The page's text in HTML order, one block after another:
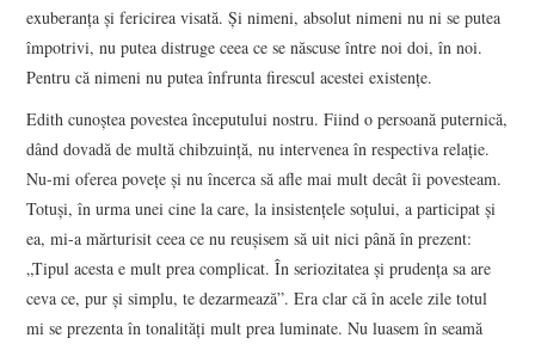
exuberanţa şi fericirea visată. Şi nimeni, absolut nimeni nu ni se putea
împotrivi, nu putea distruge ceea ce se născuse între noi doi, în noi.
Pentru că nimeni nu putea înfrunta firescul acestei existenţe.
Edith cunoştea povestea începutului nostru. Fiind o persoană puternică,
dând dovadă de multă chibzuinţă, nu intervenea în respectiva relaţie.
Nu-mi oferea poveţe şi nu încerca să afle mai mult decât îi povesteam.
Totuşi, în urma unei cine la care, la insistenţele soţului, a participat şi
ea, mi-a mărturisit ceea ce nu reuşisem să uit nici până în prezent:
„Tipul acesta e mult prea complicat. În seriozitatea şi prudenţa sa are
ceva ce, pur şi simplu, te dezarmează”. Era clar că în acele zile totul
mi se prezenta în tonalităţi mult prea luminate. Nu luasem în seamă